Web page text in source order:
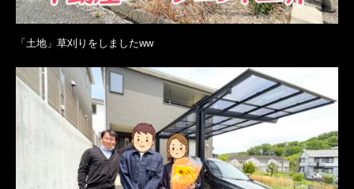
「土地」草刈りをしましたww